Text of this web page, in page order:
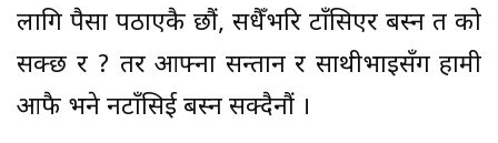
लागि पैसा पठाएकै छौं, सधैँभरि टाँसिएर बस्न त को
सक्छ र ? तर आफ्ना सन्तान र साथीभाइसँग हामी
आफै भने नटाँसिई बस्न सक्दैनौं ।